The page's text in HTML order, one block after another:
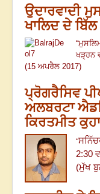
ਉਦਾਰਵਾਦੀ
ਖਾਲਿਦ ਦੇ
ਖੜ੍ਹਨ
(15 ਅਪਰੈਲ 2017)
ਪ੍ਰੋਗਰੈਸਿਵ
ਅਲਬਰਟਾ
ਕਿਰਤਮੀਤ
“
2:30
(ਮੁੱਖ